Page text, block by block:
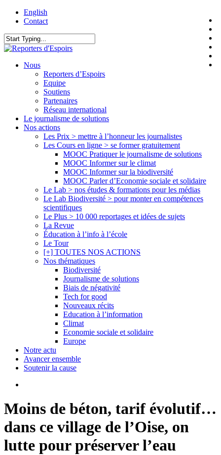
Skip
content
English
Contact
Close
search
Menu
Nous
Reporters d’Espoirs
Equipe
Soutiens
Partenaires
Réseau international
Le journalisme de solutions
Nos actions
Les Prix > mettre à l’honneur les journalistes
Les Cours en ligne > se former gratuitement
MOOC Pratiquer le journalisme de solutions
MOOC Informer sur le climat
MOOC Informer sur la biodiversité
MOOC Parler d’Economie sociale et solidaire
Le Lab > nos études & formations pour les médias
Le Lab Biodiversité > pour monter en compétences
scientifiques
Le Plus > 10 000 reportages et idées de sujets
La Revue
Éducation à l’info à l’école
Le Tour
[+] TOUTES NOS ACTIONS
Nos thématiques
Biodiversité
Journalisme de solutions
Biais de négativité
Tech for good
Nouveaux récits
Education à l’information
Climat
Economie sociale et solidaire
Europe
Notre actu
Avancer ensemble
Soutenir la cause
Moins de béton, tarif évolutif…
dans ce village de l’Oise, on
lutte pour préserver l’eau